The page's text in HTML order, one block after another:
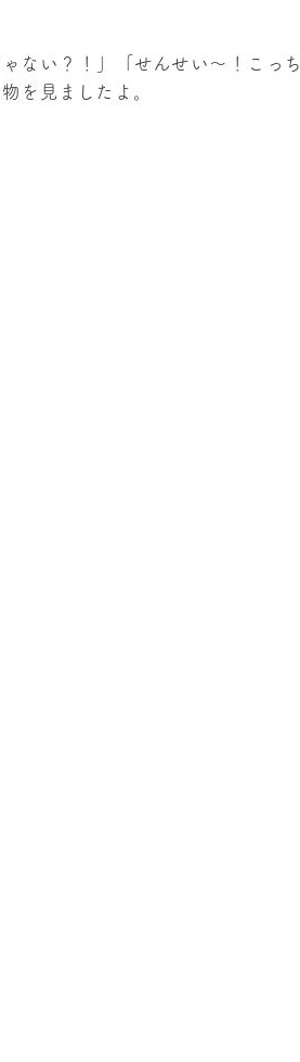
ない？！」「せんせい～！こっち
を見ましたよ。